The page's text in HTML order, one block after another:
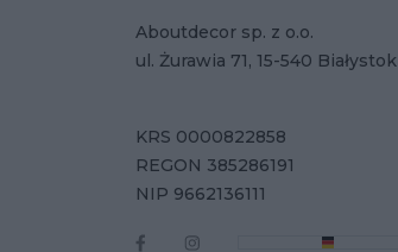
Aboutdecor sp. z o.o.
ul. Żurawia 71, 15-540 Białystok
KRS 0000822858
REGON 385286191
NIP 9662136111